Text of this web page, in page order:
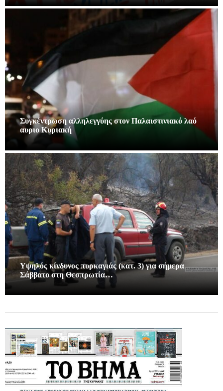
Συγκέντρωση αλληλεγγύης στον Παλαιστινιακό λαό
αυριο Κυριακή
Υψηλός κίνδυνος πυρκαγιάς (κατ. 3) για σήμερα
Σάββατο στη Θεσπρωτία…